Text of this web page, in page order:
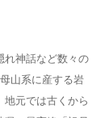
れ神話など数々の
山系に産する岩
元では古くから